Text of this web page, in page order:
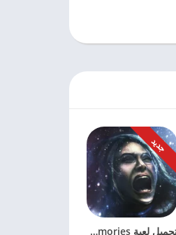
جديد
تحميل لعبة Forgotten Memories كاملة 2023 مجاناً للأندرويد